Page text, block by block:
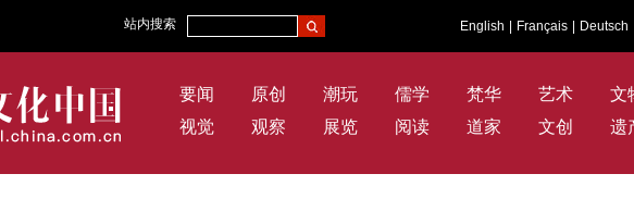
站内搜索 English Français Deutsch
要闻 原创 潮玩 儒学 梵华 艺术
文
视觉
观察 展览 阅读 道家 文创 遗